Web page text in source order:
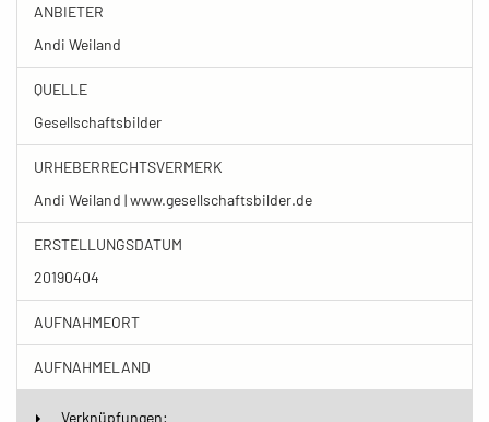
ANBIETER
Andi Weiland
QUELLE
Gesellschaftsbilder
URHEBERRECHTSVERMERK
Andi Weiland | www.gesellschaftsbilder.de
ERSTELLUNGSDATUM
20190404
AUFNAHMEORT
AUFNAHMELAND
Verknüpfungen: